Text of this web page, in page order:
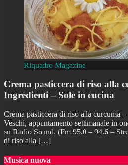
Riquadro Magazine
Crema pasticcera di riso alla
Ingredienti – Sole in cucina
Crema pasticcera di riso alla curcuma
Veschi, appuntamento settimanale in
su Radio Sound. (Fm 95.0 – 94.6 –
di riso alla […]
Musica nuova